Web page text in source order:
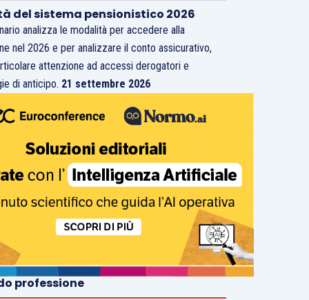
del sistema pensionistico 2026
analizza le modalità per accedere alla
nel 2026 e per analizzare il conto assicurativo,
attenzione ad accessi derogatori e
di anticipo. 21 settembre 2026
professione